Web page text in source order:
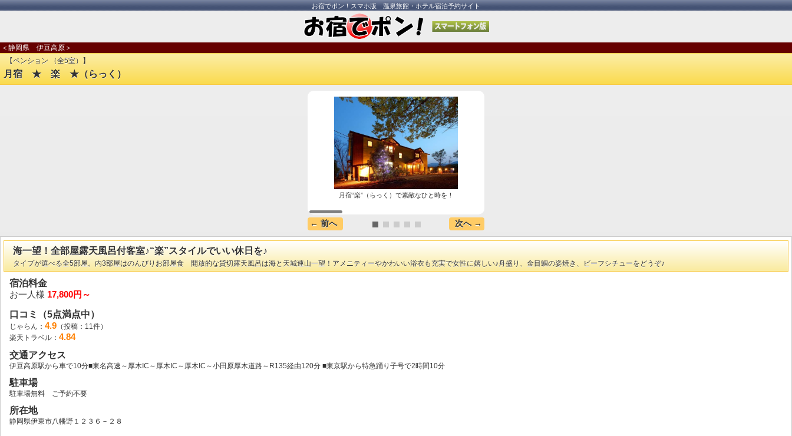
お宿でポン！スマホ版 温泉旅館・ホテル宿泊予約サイト
＜静岡県 伊豆高原＞
【ペンション （全5室）】
月宿 ★ 楽 ★（らっく）
月宿“楽”（らっく）で素敵なひと時を！
← 前へ 次へ →
海一望！全部屋露天風呂付客室♪“楽”スタイルでいい休日を♪
タイプが選べる全5部屋。内3部屋はのんびりお部屋食 開放的な貸切露天風呂は海と天城連山一望！アメニティーやかわいい浴衣も充実で女性に嬉しい♪舟盛り、金目鯛の姿焼き、ビーフシチューをどうぞ♪
宿泊料金
お一人様 17,800円～
口コミ（5点満点中）
じゃらん： 4.9 （投稿：11件）
楽天トラベル： 4.84
交通アクセス
伊豆高原駅から車で10分■東名高速～厚木IC～厚木IC～厚木IC～小田原厚木道路～R135経由120分 ■東京駅から特急踊り子号で2時間10分
駐車場
駐車場無料 ご予約不要
所在地
静岡県伊東市八幡野１２３６－２８